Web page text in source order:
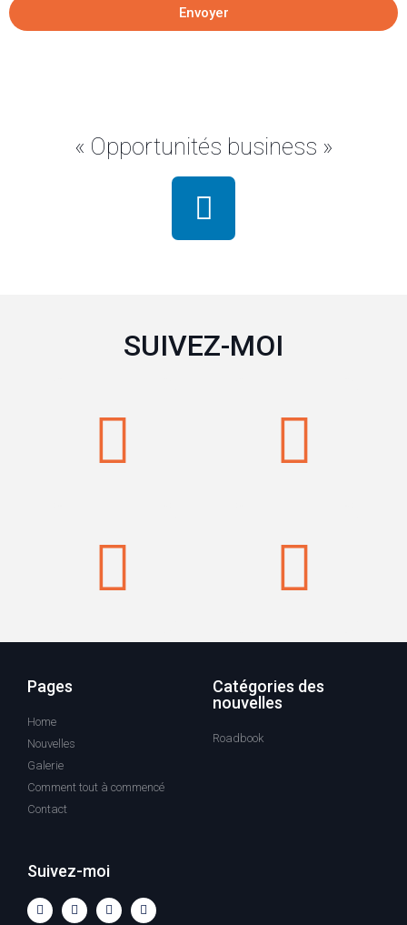
Envoyer
« Opportunités business »
SUIVEZ-MOI
Pages
Home
Nouvelles
Galerie
Comment tout à commencé
Contact
Catégories des
nouvelles
Roadbook
Suivez-moi